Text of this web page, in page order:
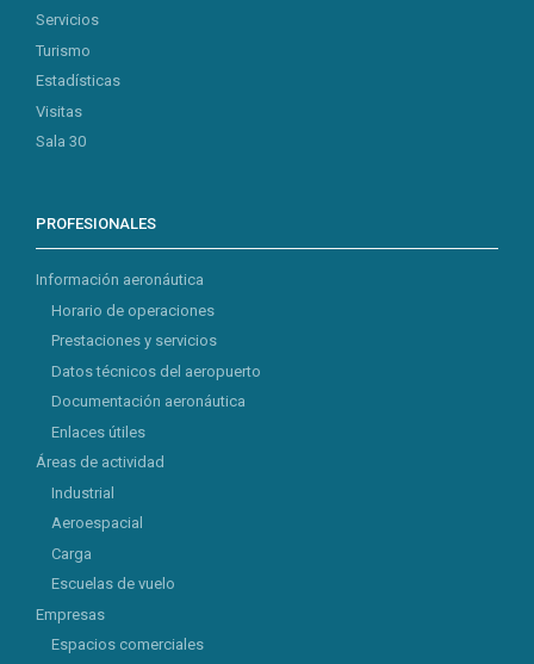
Servicios
Turismo
Estadísticas
Visitas
Sala 30
PROFESIONALES
Información aeronáutica
Horario de operaciones
Prestaciones y servicios
Datos técnicos del aeropuerto
Documentación aeronáutica
Enlaces útiles
Áreas de actividad
Industrial
Aeroespacial
Carga
Escuelas de vuelo
Empresas
Espacios comerciales